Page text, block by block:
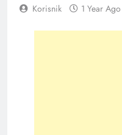
Korisnik 1 Year Ago